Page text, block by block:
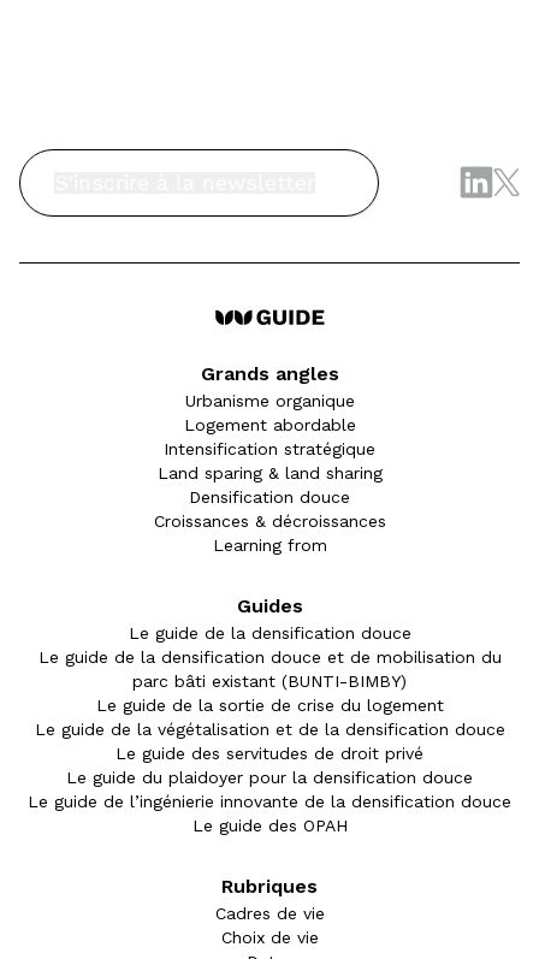
Grands angles
Urbanisme organique
Logement abordable
Intensification stratégique
Land sparing & land sharing
Densification douce
Croissances & décroissances
Learning from
Guides
Le guide de la densification douce
Le guide de la densification douce et de mobilisation du
parc bâti existant (BUNTI-BIMBY)
Le guide de la sortie de crise du logement
Le guide de la végétalisation et de la densification douce
Le guide des servitudes de droit privé
Le guide du plaidoyer pour la densification douce
Le guide de l’ingénierie innovante de la densification douce
Le guide des OPAH
Rubriques
Cadres de vie
Choix de vie